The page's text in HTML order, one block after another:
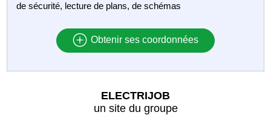
de sécurité, lecture de plans, de schémas
Obtenir ses coordonnées
ELECTRIJOB
un site du groupe